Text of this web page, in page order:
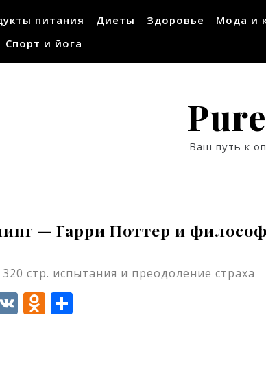
питания Диеты Здоровье
Мода и
Спорт и йога
Ваш путь к
— Гарри Поттер и
стр. испытания и преодоление страха
VKOdnoklassniki